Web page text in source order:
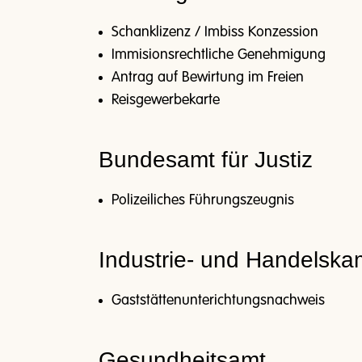
Schanklizenz / Imbiss Konzession
Immisionsrechtliche Genehmigung
Antrag auf Bewirtung im Freien
Reisgewerbekarte
Bundesamt für Justiz
Polizeiliches Führungszeugnis
Industrie- und
Gaststättenunterichtungsnachweis